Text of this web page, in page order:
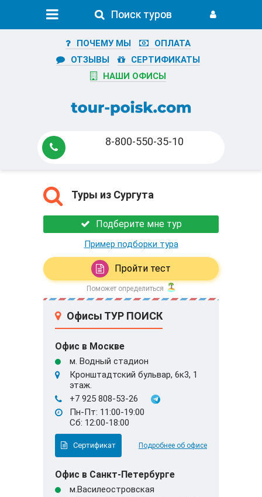
Поиск туров
Поиск туров
ПОЧЕМУ МЫ
ОПЛАТА
ОТЗЫВЫ
СЕРТИФИКАТЫ
НАШИ ОФИСЫ
8-800-550-35-10
Туры из Сургута
Подберите мне тур
Пример подборки тура
Пройти тест
Поможет определиться
Офисы ТУР ПОИСК
Офис в Москве
м. Водный стадион
Кронштадтский бульвар, 6к3, 1
этаж.
+7 925 808-53-26
Пн-Пт: 11:00-19:00
Сб: 12:00-18:00
Сертификат Подробнее об офисе
Офис в Санкт-Петербурге
м.Василеостровская